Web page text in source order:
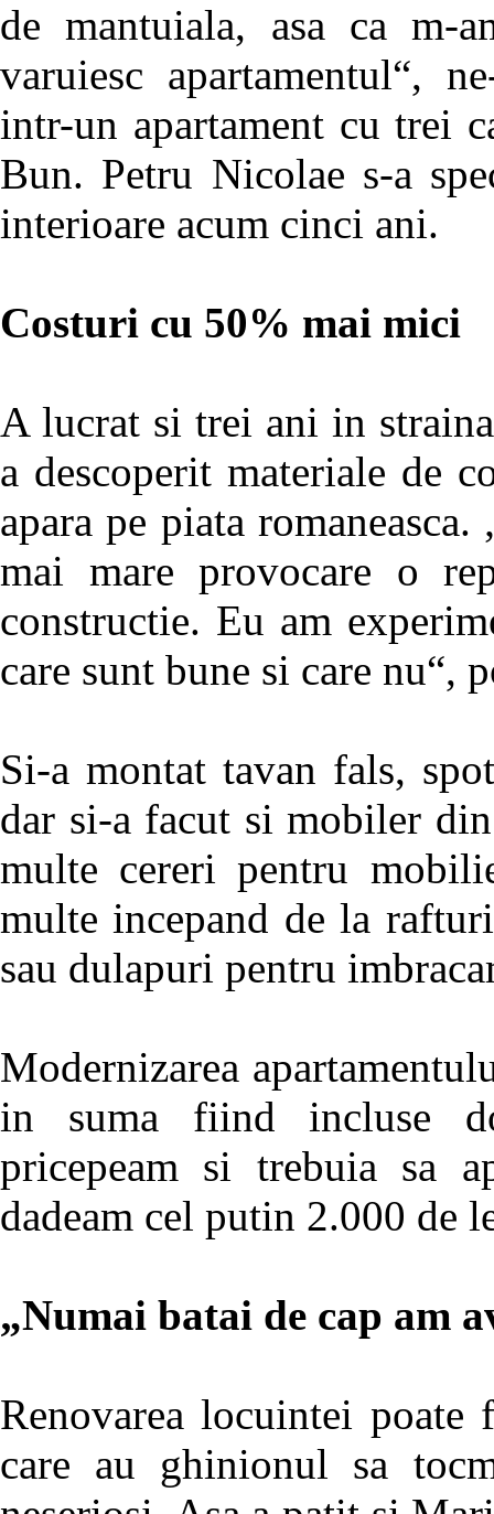
de mantuiala, asa ca m-
varuiesc apartamentul“,
intr-un apartament cu trei
Bun. Petru Nicolae s-a
interioare acum cinci ani.
Costuri cu 50% mai mici
A lucrat si trei ani in
a descoperit materiale de
apara pe piata
mai mare provocare o
constructie. Eu am
care sunt bune si care nu“,
Si-a montat tavan fals,
dar si-a facut si mobiler
multe cereri pentru
multe incepand de la
sau dulapuri pentru
Modernizarea
in suma fiind incluse
pricepeam si trebuia sa
dadeam cel putin 2.000 de
„Numai batai de cap am
Renovarea locuintei
care au ghinionul sa